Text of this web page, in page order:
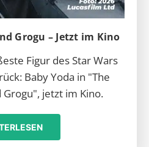
Grogu – Jetzt im Kino
Figur des Star Wars
Baby Yoda in "The
jetzt im Kino.